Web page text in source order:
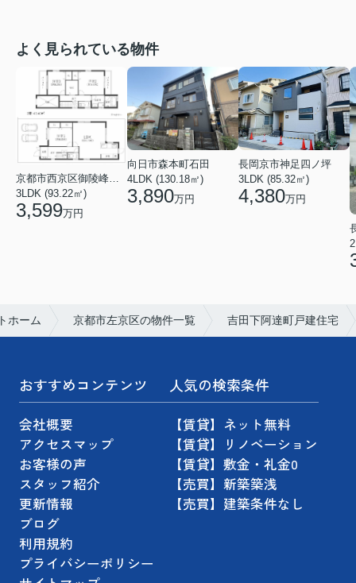
よく見られている物件
京都市西京区御陵峰ケ堂町２丁目
3LDK (93.22㎡)
3,599万円
向日市森本町石田
4LDK (130.18㎡)
3,890万円
長岡京市神足四ノ坪
3LDK (85.32㎡)
4,380万円
ホーム 京都市左京区の物件一覧 吉田下阿達町戸建住宅
おすすめコンテンツ
会社概要
アクセスマップ
お客様の声
スタッフ紹介
更新情報
ブログ
利用規約
プライバシーポリシー
人気の検索条件
【賃貸】ネット無料
【賃貸】リノベーション
【賃貸】敷金・礼金0
【売買】新築築浅
【売買】建築条件なし